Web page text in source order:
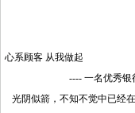
心系顾客 从我做起
---- 一名优秀银行坐
光阴似箭，不知不觉中已经